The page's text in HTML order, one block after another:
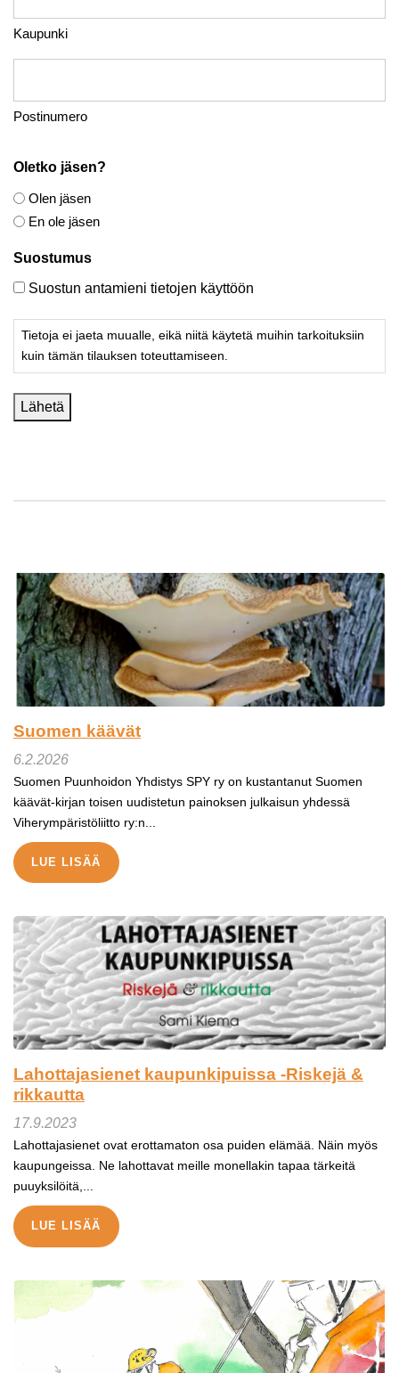
Kaupunki
Postinumero
Oletko jäsen?
Olen jäsen
En ole jäsen
Suostumus
Suostun antamieni tietojen käyttöön
Tietoja ei jaeta muualle, eikä niitä käytetä muihin tarkoituksiin
kuin tämän tilauksen toteuttamiseen.
Lähetä
Suomen käävät
6.2.2026
Suomen Puunhoidon Yhdistys SPY ry on kustantanut Suomen
käävät-kirjan toisen uudistetun painoksen julkaisun yhdessä
Viherympäristöliitto ry:n...
LUE LISÄÄ
Lahottajasienet kaupunkipuissa -Riskejä &
rikkautta
17.9.2023
Lahottajasienet ovat erottamaton osa puiden elämää. Näin myös
kaupungeissa. Ne lahottavat meille monellakin tapaa tärkeitä
puuyksilöitä,...
LUE LISÄÄ